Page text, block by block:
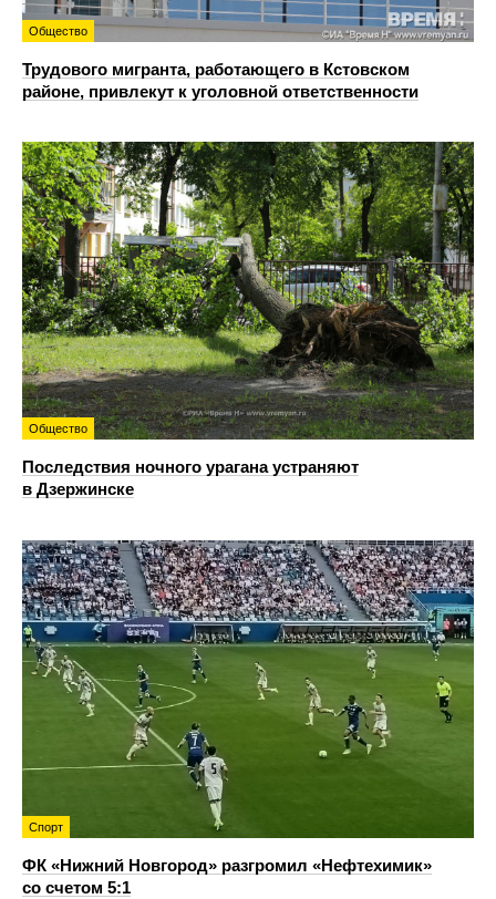
Общество
Трудового мигранта, работающего в Кстовском
районе, привлекут к уголовной ответственности
Общество
Последствия ночного урагана устраняют
в Дзержинске
Спорт
ФК «Нижний Новгород» разгромил «Нефтехимик»
со счетом 5:1